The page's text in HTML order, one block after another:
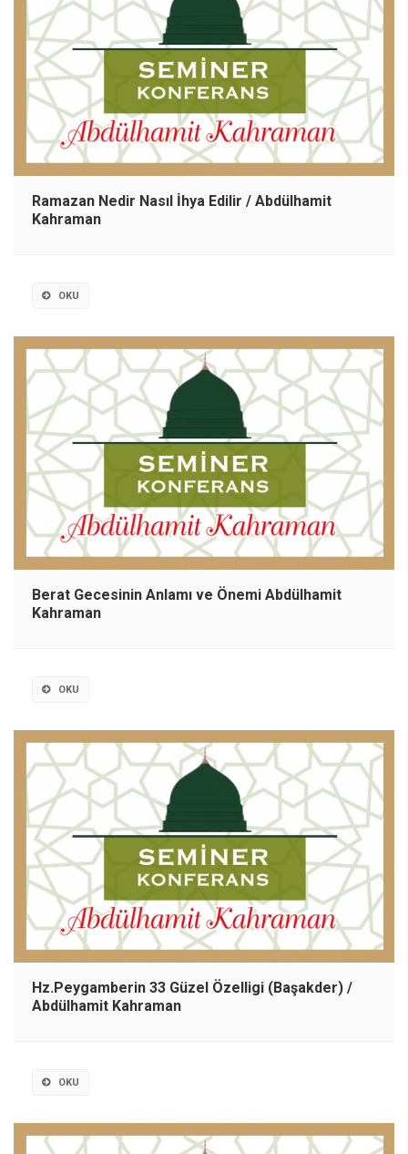
Ramazan Nedir Nasıl İhya Edilir / Abdülhamit
Kahraman
OKU
Berat Gecesinin Anlamı ve Önemi Abdülhamit
Kahraman
OKU
Hz.Peygamberin 33 Güzel Özelligi (Başakder) /
Abdülhamit Kahraman
OKU